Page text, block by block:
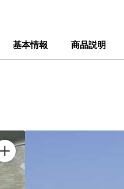
基本情報 商品説明